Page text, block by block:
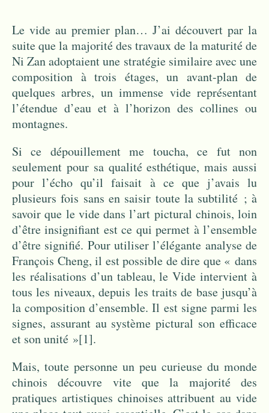
Le vide au premier plan… J’ai découvert par la
suite que la majorité des travaux de la maturité de
Ni Zan adoptaient une stratégie similaire avec une
composition à trois étages, un avant-plan de
quelques arbres, un immense vide représentant
l’étendue d’eau et à l’horizon des collines ou
montagnes.
Si ce dépouillement me toucha, ce fut non
seulement pour sa qualité esthétique, mais aussi
pour l’écho qu’il faisait à ce que j’avais lu
plusieurs fois sans en saisir toute la subtilité ; à
savoir que le vide dans l’art pictural chinois, loin
d’être insignifiant est ce qui permet à l’ensemble
d’être signifié. Pour utiliser l’élégante analyse de
François Cheng, il est possible de dire que « dans
les réalisations d’un tableau, le Vide intervient à
tous les niveaux, depuis les traits de base jusqu’à
la composition d’ensemble. Il est signe parmi les
signes, assurant au système pictural son efficace
et son unité »[1].
Mais, toute personne un peu curieuse du monde
chinois découvre vite que la majorité des
pratiques artistiques chinoises attribuent au vide